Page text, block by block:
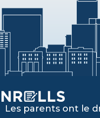
Les parents ont le